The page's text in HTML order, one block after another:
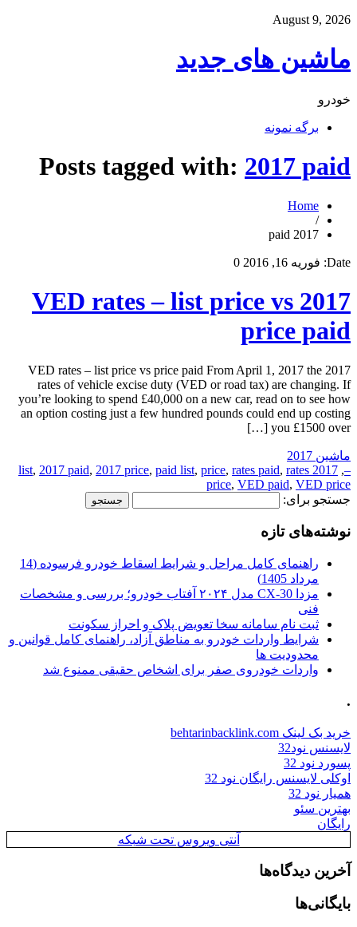
August 9, 2026
ماشین های جدید
خودرو
برگه نمونه
Posts tagged with: 2017 paid
Home
/
2017 paid
Date: فوریه 16, 2016 0
2017 VED rates – list price vs
price paid
2017 VED rates – list price vs price paid From April 1, 2017 the
rates of vehicle excise duty (VED or road tax) are changing. If
you’re looking to spend £40,000 on a new car, read on to see how
an option costing just a few hundred pounds could end up costing
you £1500 over […]
ماشین 2017
–
,
2017 list
, 2017 paid, 2017 price, paid list, price, rates paid, rates
price, VED paid, VED price
جستجو برای:
نوشته‌های تازه
راهنمای کامل مراحل و شرایط اسقاط خودرو فرسوده (14
مرداد 1405)
مزدا CX-30 مدل ۲۰۲۴ آفتاب خودرو؛ بررسی و مشخصات
فنی
ثبت نام سامانه سخا تعویض پلاک و احراز سکونت
شرایط واردات خودرو به مناطق آزاد، راهنمای کامل قوانین و
محدودیت ها
واردات خودروی صفر برای اشخاص حقیقی ممنوع شد
.
خرید بک لینک behtarinbacklink.com
لایسنس نود32
پسورد نود 32
اوکلی لایسنس رایگان نود 32
همیار نود 32
بهترین سئو
رایگان
آنتی ویروس تحت شبکه
آخرین دیدگاه‌ها
بایگانی‌ها